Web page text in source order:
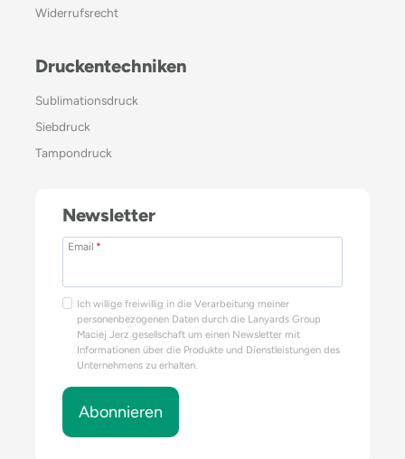
Widerrufsrecht
Druckentechniken
Sublimationsdruck
Siebdruck
Tampondruck
Newsletter
Email *
Ich willige freiwillig in die Verarbeitung meiner
personenbezogenen Daten durch die Lanyards Group
Maciej Jerz gesellschaft um einen Newsletter mit
Informationen über die Produkte und Dienstleistungen des
Unternehmens zu erhalten.
Abonnieren